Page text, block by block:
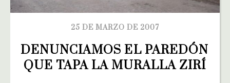
25 DE MARZO DE 2007
DENUNCIAMOS EL PAREDÓN
QUE TAPA LA MURALLA ZIRÍ